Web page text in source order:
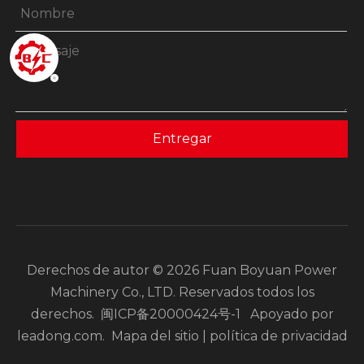
Entregar
Derechos de autor © 2026 Fuan Boyuan Power
Machinery Co., LTD. Reservados todos los
derechos. 闽ICP备20000424号-1
Apoyado por
leadong.com. Mapa del sitio política de privacidad